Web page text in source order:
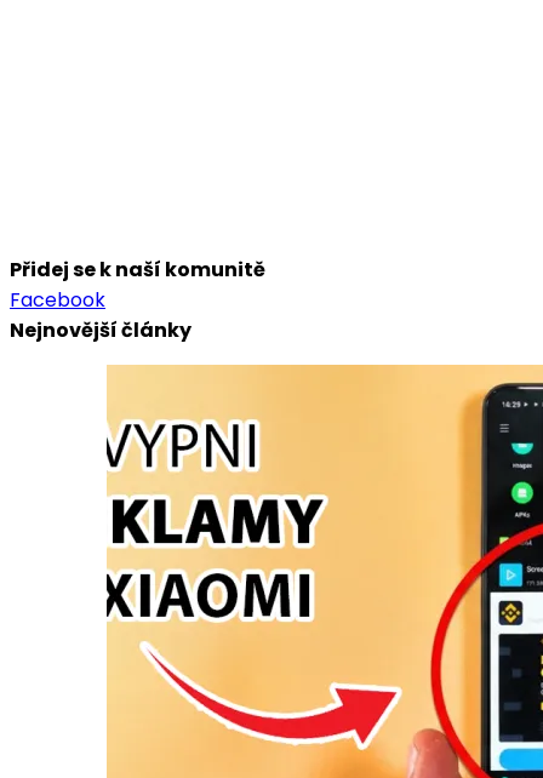
Přidej se k naší komunitě
Facebook
Nejnovější články